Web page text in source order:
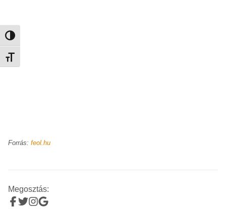
Nagy kontraszt váltása
Betűméret váltása
Forrás: feol.hu
Megosztás: